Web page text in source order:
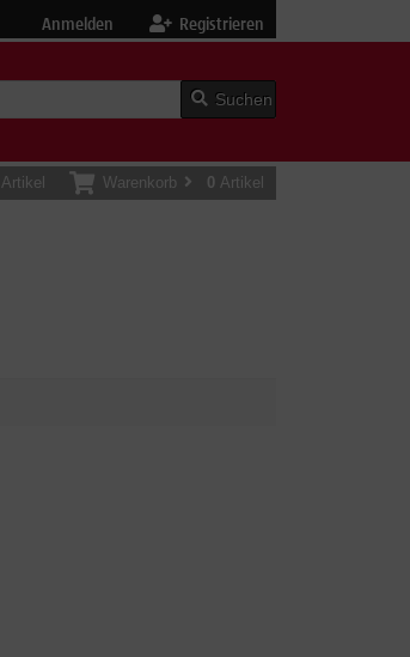
Registrieren
Anmelden
Suchen
Warenkorb 0 Artikel
Artikel